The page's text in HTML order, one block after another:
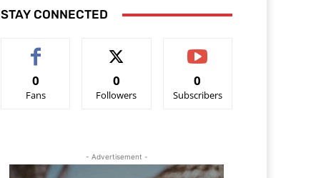
STAY CONNECTED
0
Fans
0
Followers
0
Subscribers
- Advertisement -